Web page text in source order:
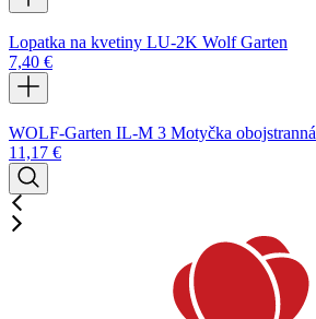
Lopatka na kvetiny LU-2K Wolf Garten
7,40 €
WOLF-Garten IL-M 3 Motyčka obojstranná
11,17 €